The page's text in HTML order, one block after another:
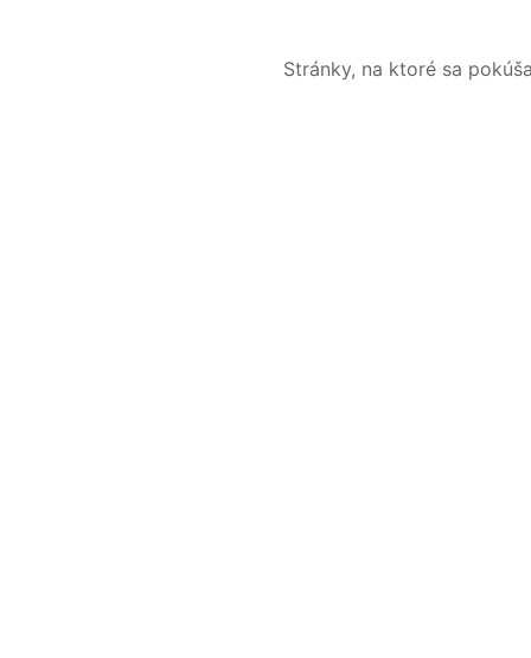
Stránky, na ktoré sa